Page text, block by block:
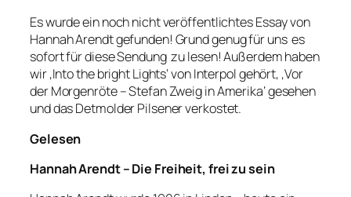
Es wurde ein noch nicht veröffentlichtes Essay von
Hannah Arendt gefunden! Grund genug für uns es
sofort für diese Sendung zu lesen! Außerdem haben
wir ‚Into the bright Lights‘ von Interpol gehört, ‚Vor
der Morgenröte – Stefan Zweig in Amerika‘ gesehen
und das Detmolder Pilsener verkostet.
Gelesen
Hannah Arendt – Die Freiheit, frei zu sein